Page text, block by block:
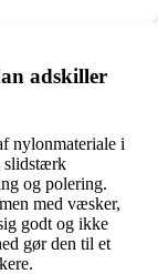
adskiller
nylonmateriale i
slidstærk
og polering.
med væsker,
godt og ikke
gør den til et